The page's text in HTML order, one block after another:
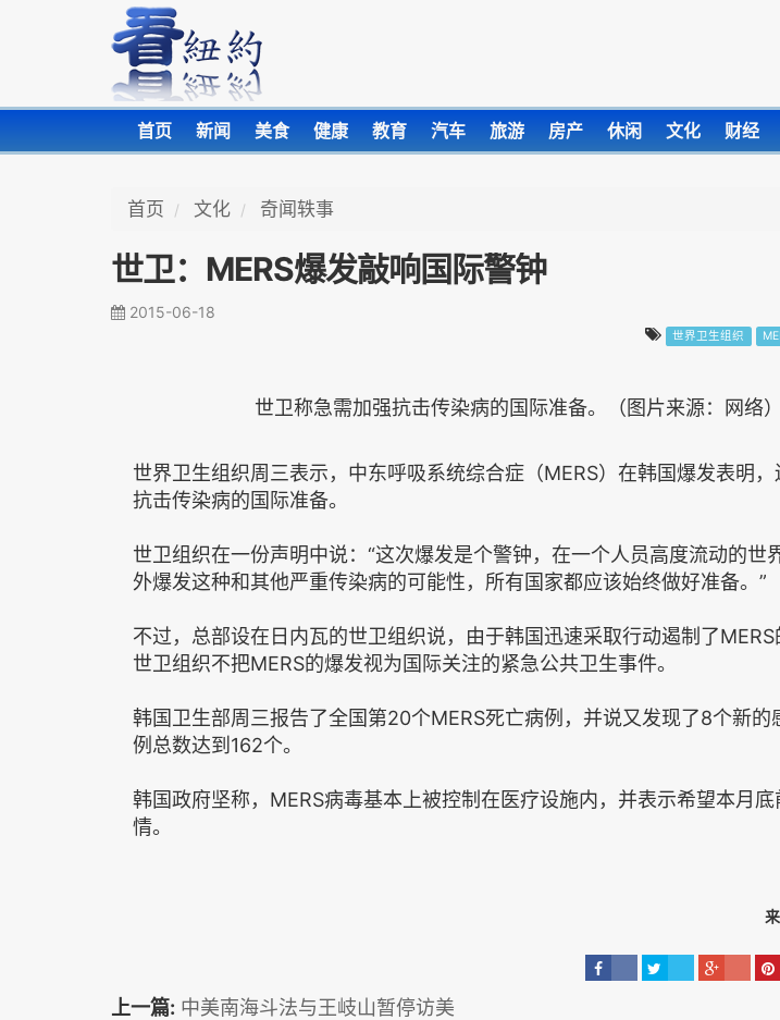
首页 新闻 美食 健康 教育 汽车 旅游 房产 休闲 文化 财经
首页 文化 奇闻轶事
世卫：MERS爆发敲响国际警钟
2015-06-18
世界卫生组织
世卫称急需加强抗击传染病的国际准备。（图片来源：网络）
世界卫生组织周三表示，中东呼吸系统综合症（MERS）在韩国爆发表明
抗击传染病的国际准备。
世卫组织在一份声明中说：“这次爆发是个警钟，在一个人员高度流动的世
外爆发这种和其他严重传染病的可能性，所有国家都应该始终做好准备。”
不过，总部设在日内瓦的世卫组织说，由于韩国迅速采取行动遏制了
世卫组织不把MERS的爆发视为国际关注的紧急公共卫生事件。
韩国卫生部周三报告了全国第20个MERS死亡病例，并说又发现了8个新的
例总数达到162个。
韩国政府坚称，MERS病毒基本上被控制在医疗设施内，并表示希望本月
情。
上一篇: 中美南海斗法与王岐山暂停访美